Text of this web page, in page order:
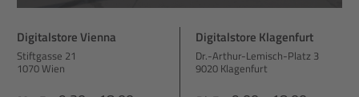
Digitalstore Vienna
Stiftgasse 21
1070 Wien
Digitalstore Klagenfurt
Dr.-Arthur-Lemisch-Platz 3
9020 Klagenfurt